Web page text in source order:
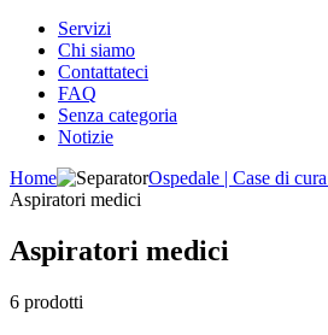
Servizi
Chi siamo
Contattateci
FAQ
Senza categoria
Notizie
Home
Ospedale | Case di
Aspiratori medici
Aspiratori medici
6 prodotti